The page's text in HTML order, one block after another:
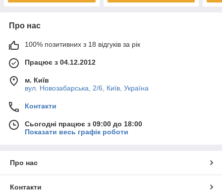
Про нас
100% позитивних з 18 відгуків за рік
Працює з 04.12.2012
м. Київ
вул. Новозабарська, 2/6, Київ, Україна
Контакти
Сьогодні працює з 09:00 до 18:00
Показати весь графік роботи
Про нас
Контакти